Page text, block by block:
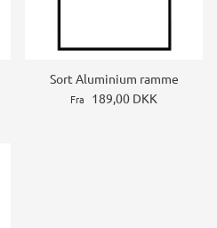
Sort Aluminium ramme
Fra 189,00 DKK